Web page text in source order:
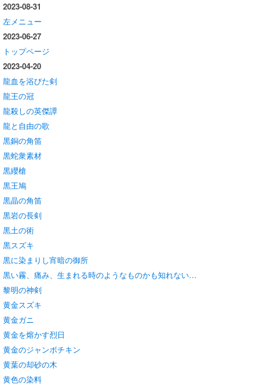
2023-08-31
左メニュー
2023-06-27
トップページ
2023-04-20
龍血を浴びた剣
龍王の冠
龍殺しの英傑譚
龍と自由の歌
黒銅の角笛
黒蛇衆素材
黒纓槍
黒王鳩
黒晶の角笛
黒岩の長剣
黒土の術
黒スズキ
黒に染まりし宵暗の御所
黒い霧、痛み、生まれる時のようなものかも知れない…
黎明の神剣
黄金スズキ
黄金ガニ
黄金を熔かす烈日
黄金のジャンボチキン
黄葉の却砂の木
黄色の染料